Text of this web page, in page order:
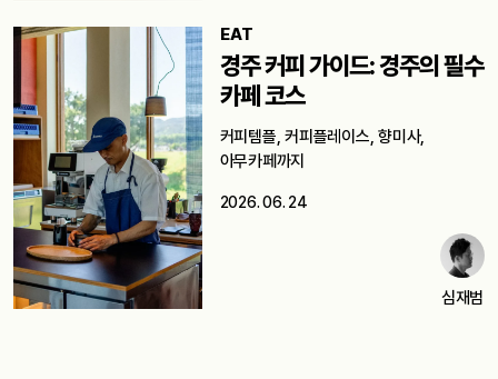
EAT
경주 커피 가이드: 경주의 필수
카페 코스
커피템플, 커피플레이스, 향미사,
아무카페까지
2026. 06. 24
심재범